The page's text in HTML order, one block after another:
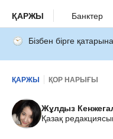
ҚАРЖЫ Банктер
Бізбен бірге
ҚАРЖЫ ҚОР НАРЫҒЫ
Жұлдыз
Қазақ